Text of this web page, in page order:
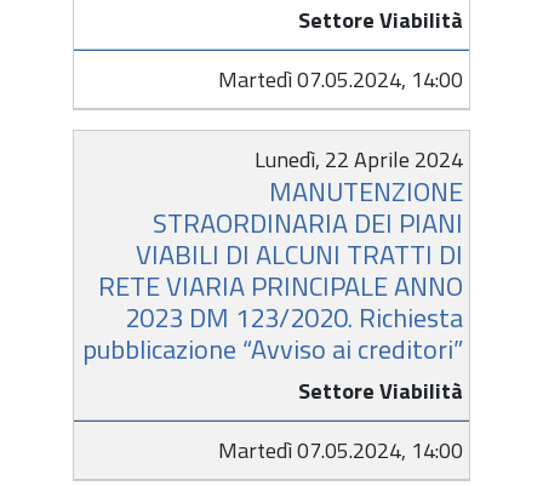
Settore Viabilità
Martedì 07.05.2024, 14:00
Lunedì, 22 Aprile 2024
MANUTENZIONE
STRAORDINARIA DEI PIANI
VIABILI DI ALCUNI TRATTI DI
RETE VIARIA PRINCIPALE ANNO
2023 DM 123/2020. Richiesta
pubblicazione “Avviso ai creditori”
Settore Viabilità
Martedì 07.05.2024, 14:00